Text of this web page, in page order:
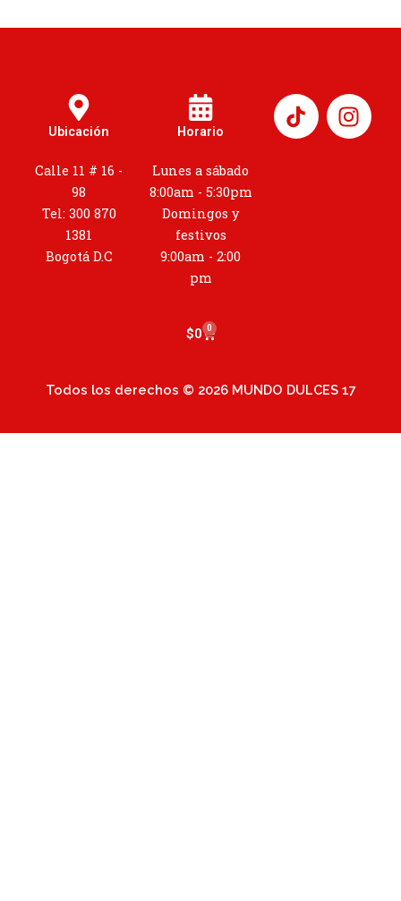
Ubicación
Calle 11 # 16 -
98
Tel: 300 870
1381
Bogotá D.C
Horario
Lunes a sábado
8:00am - 5:30pm
Domingos y
festivos
9:00am - 2:00
pm
I
n
s
$0 0
Cart
Todos los derechos © 2026 MUNDO DULCES 17